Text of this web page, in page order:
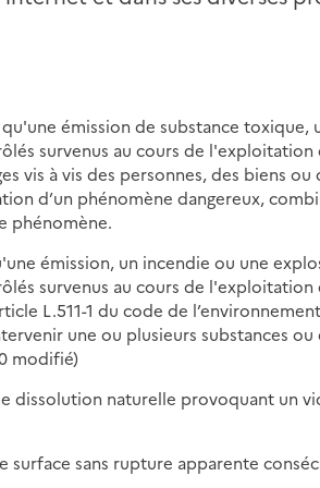
émission de substance toxique,
survenus au cours de
vis à vis des personnes, des biens
d’un phénomène dangereux,
phénomène.
émission, un incendie ou une
survenus au cours de
L.511-1 du code de
une ou plusieurs substances ou
modifié)
dissolution naturelle provoquant un
surface sans rupture apparente